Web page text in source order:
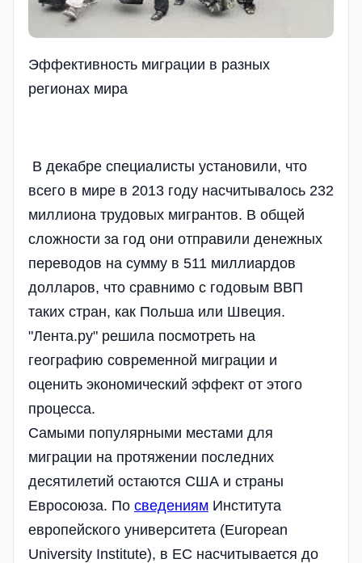
Эффективность миграции в разных
регионах мира
В декабре специалисты установили, что
всего в мире в 2013 году насчитывалось 232
миллиона трудовых мигрантов. В общей
сложности за год они отправили денежных
переводов на сумму в 511 миллиардов
долларов, что сравнимо с годовым ВВП
таких стран, как Польша или Швеция.
"Лента.ру" решила посмотреть на
географию современной миграции и
оценить экономический эффект от этого
процесса.
Самыми популярными местами для
миграции на протяжении последних
десятилетий остаются США и страны
Евросоюза. По сведениям Института
европейского университета (European
University Institute), в ЕС насчитывается до